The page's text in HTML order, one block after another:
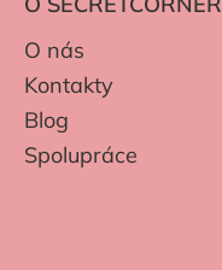
O nás
Kontakty
Blog
Spolupráce